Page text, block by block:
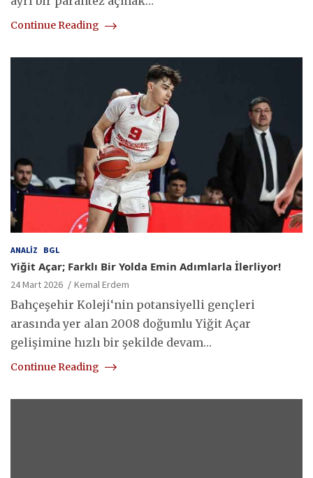
Continue Reading
ANALIZ BGL
Yiğit Açar; Farklı Bir Yolda Emin Adımlarla İlerliyor!
24 Mart 2026 Kemal Erdem
Bahçeşehir Koleji‘nin potansiyelli gençleri
arasında yer alan 2008 doğumlu Yiğit Açar
gelişimine hızlı bir şekilde devam…
Continue Reading